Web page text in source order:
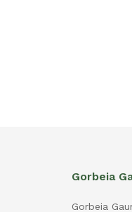
Gorbeia
Gorbeia